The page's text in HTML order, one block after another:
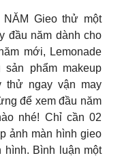
Gieo thử một
đầu năm dành cho
mới, Lemonade
phẩm makeup
thử ngay vận may
để xem đầu năm
nhé! Chỉ cần 02
ảnh màn hình gieo
hình. Bình luận một